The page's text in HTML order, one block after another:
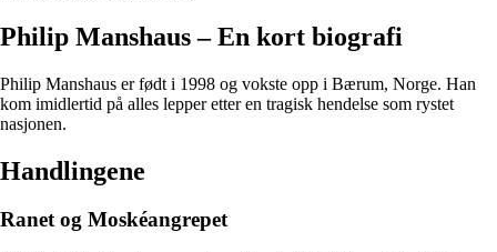
Philip Manshaus – En kort biografi
Philip Manshaus er født i 1998 og vokste opp i Bærum, Norge. Han
kom imidlertid på alles lepper etter en tragisk hendelse som rystet
nasjonen.
Handlingene
Ranet og Moskéangrepet